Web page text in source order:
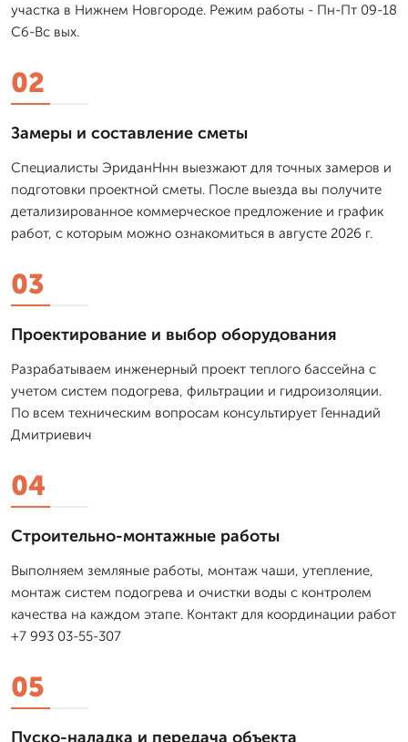
участка в Нижнем Новгороде. Режим работы - Пн-Пт 09-18
Сб-Вс вых.
02
Замеры и составление сметы
Специалисты ЭриданНнн выезжают для точных замеров и
подготовки проектной сметы. После выезда вы получите
детализированное коммерческое предложение и график
работ, с которым можно ознакомиться в августе 2026 г.
03
Проектирование и выбор оборудования
Разрабатываем инженерный проект теплого бассейна с
учетом систем подогрева, фильтрации и гидроизоляции.
По всем техническим вопросам консультирует Геннадий
Дмитриевич
04
Строительно-монтажные работы
Выполняем земляные работы, монтаж чаши, утепление,
монтаж систем подогрева и очистки воды с контролем
качества на каждом этапе. Контакт для координации работ
+7 993 03-55-307
05
Пуско-наладка и передача объекта